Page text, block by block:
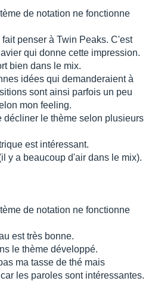
de notation ne fonctionne
penser à Twin Peaks. C'est
qui donne cette impression.
bien dans le mix.
idées qui demanderaient à
sont ainsi parfois un peu
mon feeling.
décliner le thème selon plusieurs
est intéressant.
y a beaucoup d'air dans le mix).
de notation ne fonctionne
est très bonne.
le thème développé.
ma tasse de thé mais
les paroles sont intéressantes.